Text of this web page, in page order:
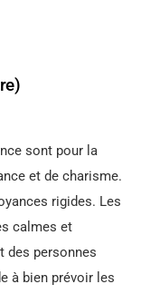
sont pour la
et de charisme.
rigides. Les
calmes et
des personnes
à bien prévoir les